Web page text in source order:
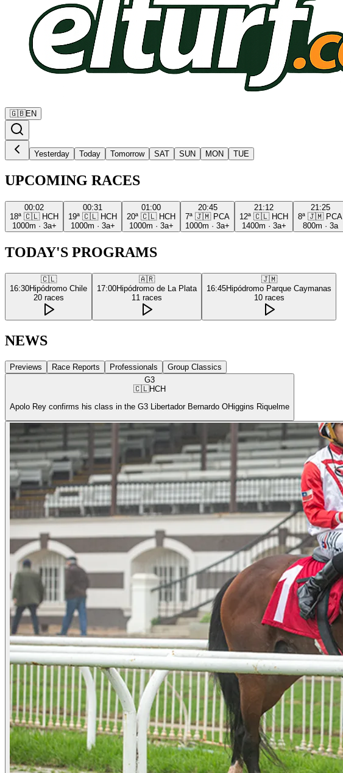
🇬🇧EN
Yesterday Today Tomorrow SAT SUN MON TUE
UPCOMING RACES
00:02
18ª 🇨🇱 HCH
1000m · 3a+
00:31
19ª 🇨🇱 HCH
1000m · 3a+
01:00
20ª 🇨🇱 HCH
1000m · 3a+
20:45
7ª 🇯🇲 PCA
1000m · 3a+
21:12
12ª 🇨🇱 HCH
1400m · 3a+
21:25
8ª 🇯🇲 PCA
800m · 3a
TODAY'S PROGRAMS
🇨🇱
16:30Hipódromo Chile
20 races
🇦🇷
17:00Hipódromo de La Plata
11 races
🇯🇲
16:45Hipódromo Parque Caymanas
10 races
NEWS
Previews Race Reports Professionals
Group Classics
G3
🇨🇱HCH
Apolo Rey confirms his class in the G3 Libertador Bernardo OHiggins Riquelme